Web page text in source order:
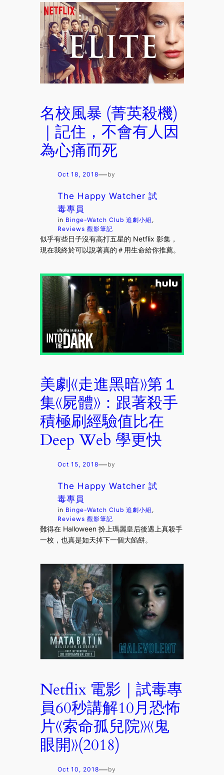
名校風暴 (菁英殺機)
｜記住，不會有人因
為心痛而死
Oct 18, 2018—by
The Happy Watcher 試
毒專員
in Binge-Watch Club 追劇小組
Reviews 觀影筆記
似乎有些日子沒有高打五星的 Netflix 影集，
現在我終於可以說著真的＃用生命給你推薦。
美劇《走進黑暗》第１
集《屍體》：跟著殺手
積極刷經驗值比在
Deep Web 學更快
Oct 15, 2018—by
The Happy Watcher 試
毒專員
in Binge-Watch Club 追劇小組
Reviews 觀影筆記
難得在 Halloween 扮上瑪麗皇后後遇上真殺手
一枚，也真是如天掉下一個大餡餅。
Netflix 電影｜試毒專
員60秒講解10月恐怖
片《索命孤兒院》《鬼
眼開》(2018)
Oct 10, 2018—by